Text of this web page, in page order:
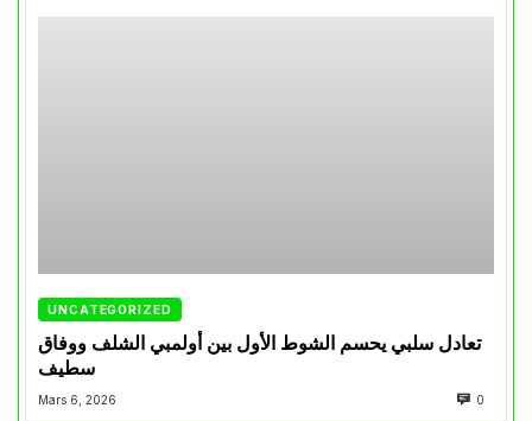
UNCATEGORIZED
تعادل سلبي يحسم الشوط الأول بين أولمبي الشلف ووفاق
سطيف
Mars 6, 2026 0